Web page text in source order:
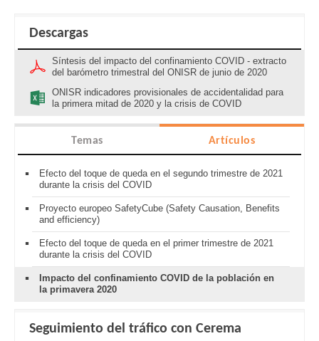
Descargas
Síntesis del impacto del confinamiento COVID - extracto
del barómetro trimestral del ONISR de junio de 2020
ONISR indicadores provisionales de accidentalidad para
la primera mitad de 2020 y la crisis de COVID
Temas Artículos
Efecto del toque de queda en el segundo trimestre de 2021
durante la crisis del COVID
Proyecto europeo SafetyCube (Safety Causation, Benefits
and efficiency)
Efecto del toque de queda en el primer trimestre de 2021
durante la crisis del COVID
Impacto del confinamiento COVID de la población en
la primavera 2020
Seguimiento del tráfico con Cerema